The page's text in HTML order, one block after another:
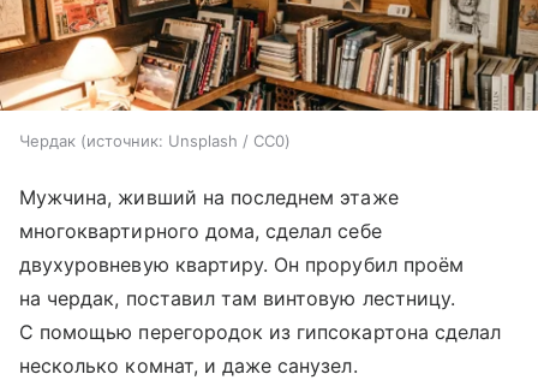
Чердак источник: Unsplash / CC0
Мужчина, живший на последнем этаже
многоквартирного дома, сделал себе
двухуровневую квартиру. Он прорубил проём
на чердак, поставил там винтовую лестницу.
С помощью перегородок из гипсокартона сделал
несколько комнат, и даже санузел.